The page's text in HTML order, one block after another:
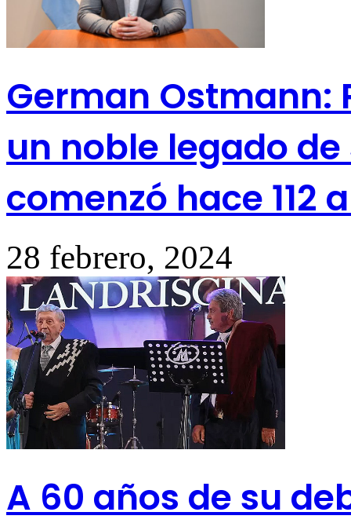
German Ostmann:
un noble legado
comenzó hace 112
28 febrero, 2024
A 60 años de su